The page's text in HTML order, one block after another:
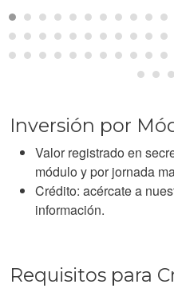
Inversión por
Valor registrado en
módulo y por jornada
Crédito: acércate a
información.
Requisitos para